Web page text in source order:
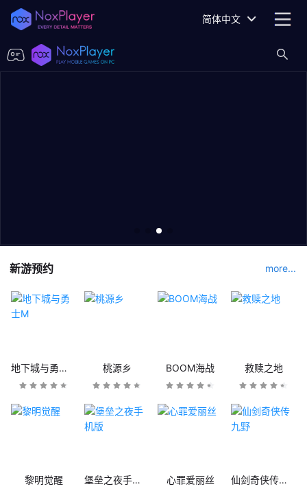
简体中文
新游预约 more...
地下城与勇士M 桃源乡 BOOM海战 救赎之地
黎明觉醒 堡垒之夜手机版 心罪爱丽丝 仙剑奇侠传九野